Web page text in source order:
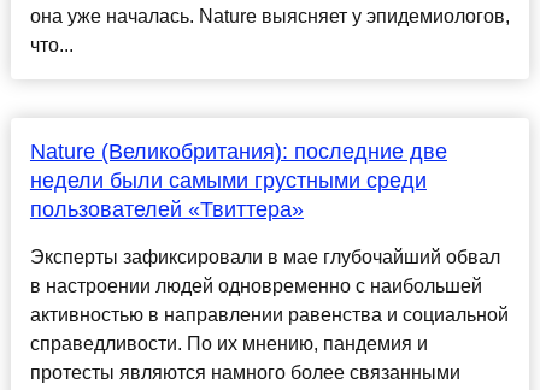
она уже началась. Nature выясняет у эпидемиологов,
что...
Nature (Великобритания): последние две
недели были самыми грустными среди
пользователей «Твиттера»
Эксперты зафиксировали в мае глубочайший обвал
в настроении людей одновременно с наибольшей
активностью в направлении равенства и социальной
справедливости. По их мнению, пандемия и
протесты являются намного более связанными